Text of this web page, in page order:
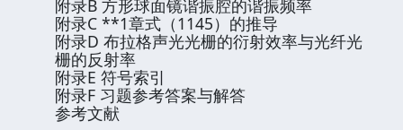
附录B 方形球面镜谐振腔的谐振频率
附录C **1章式（1145）的推导
附录D 布拉格声光光栅的衍射效率与光纤光
栅的反射率
附录E 符号索引
附录F 习题参考答案与解答
参考文献